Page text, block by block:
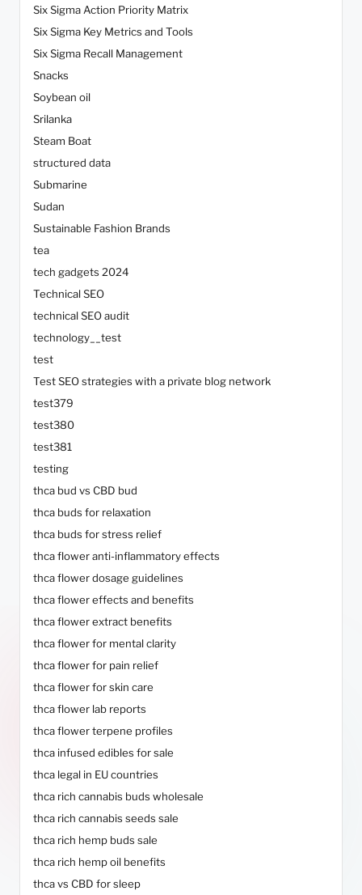
Six Sigma Action Priority Matrix
Six Sigma Key Metrics and Tools
Six Sigma Recall Management
Snacks
Soybean oil
Srilanka
Steam Boat
structured data
Submarine
Sudan
Sustainable Fashion Brands
tea
tech gadgets 2024
Technical SEO
technical SEO audit
technology__test
test
Test SEO strategies with a private blog network
test379
test380
test381
testing
thca bud vs CBD bud
thca buds for relaxation
thca buds for stress relief
thca flower anti-inflammatory effects
thca flower dosage guidelines
thca flower effects and benefits
thca flower extract benefits
thca flower for mental clarity
thca flower for pain relief
thca flower for skin care
thca flower lab reports
thca flower terpene profiles
thca infused edibles for sale
thca legal in EU countries
thca rich cannabis buds wholesale
thca rich cannabis seeds sale
thca rich hemp buds sale
thca rich hemp oil benefits
thca vs CBD for sleep